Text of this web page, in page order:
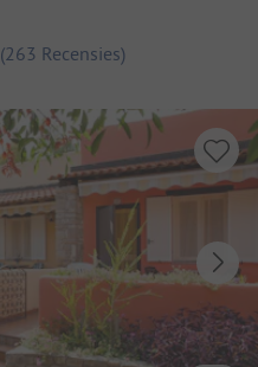
(263 Recensies)